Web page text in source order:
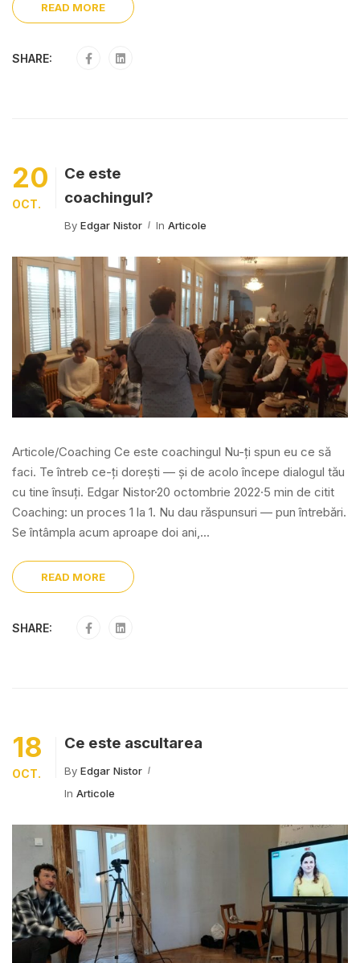
READ MORE
SHARE:
20
OCT.
Ce este
coachingul?
By Edgar Nistor In Articole
Articole/Coaching Ce este coachingul Nu-ți spun eu ce să
faci. Te întreb ce-ți dorești — și de acolo începe dialogul tău
cu tine însuți. Edgar Nistor·20 octombrie 2022·5 min de citit
Coaching: un proces 1 la 1. Nu dau răspunsuri — pun întrebări.
Se întâmpla acum aproape doi ani,...
READ MORE
SHARE:
18
OCT.
Ce este ascultarea
By Edgar Nistor
In Articole